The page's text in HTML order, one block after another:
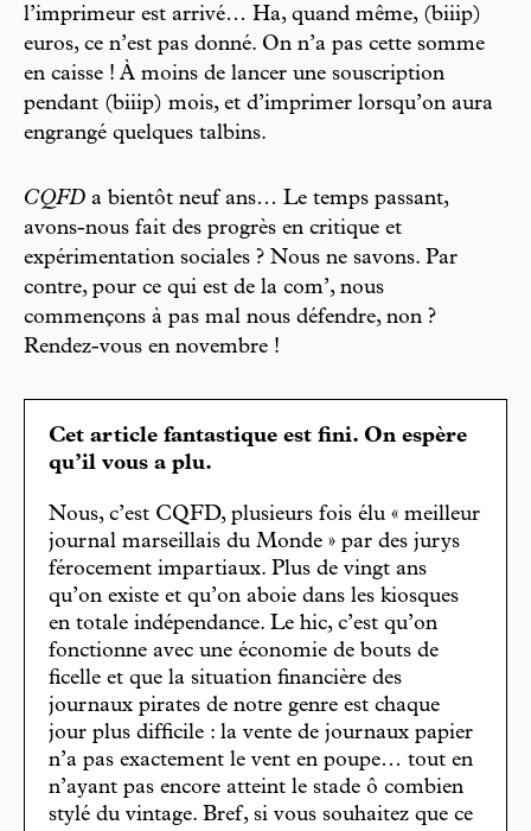
l’imprimeur est arrivé… Ha, quand même, (biiip)
euros, ce n’est pas donné. On n’a pas cette somme
en caisse ! À moins de lancer une souscription
pendant (biiip) mois, et d’imprimer lorsqu’on aura
engrangé quelques talbins.
CQFD a bientôt neuf ans… Le temps passant,
avons-nous fait des progrès en critique et
expérimentation sociales ? Nous ne savons. Par
contre, pour ce qui est de la com’, nous
commençons à pas mal nous défendre, non ?
Rendez-vous en novembre !
Cet article fantastique est fini. On espère
qu’il vous a plu.
Nous, c’est CQFD, plusieurs fois élu « meilleur
journal marseillais du Monde » par des jurys
férocement impartiaux. Plus de vingt ans
qu’on existe et qu’on aboie dans les kiosques
en totale indépendance. Le hic, c’est qu’on
fonctionne avec une économie de bouts de
ficelle et que la situation financière des
journaux pirates de notre genre est chaque
jour plus difficile : la vente de journaux papier
n’a pas exactement le vent en poupe… tout en
n’ayant pas encore atteint le stade ô combien
stylé du vintage. Bref, si vous souhaitez que ce